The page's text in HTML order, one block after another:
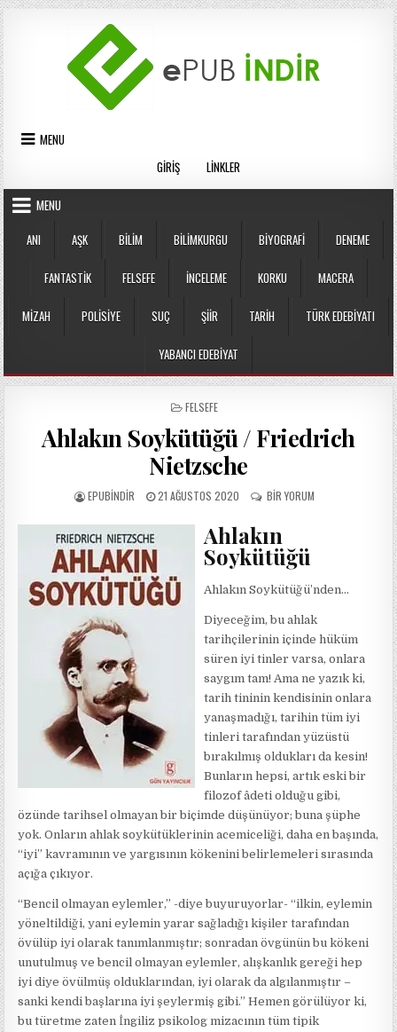
Skip
to
content
MENU
GIRIŞ
LINKLER
MENU
ANI
AŞK BILIM BILIMKURGU BIYOGRAFI DENEME
FANTASTIK FELSEFE İNCELEME KORKU MACERA
MIZAH POLISIYE SUÇ ŞIIR TARIH TÜRK EDEBIYATI
YABANCI EDEBIYAT
POSTED
FELSEFE
Ahlakın Soykütüğü / Friedrich
Nietzsche
AUTHOR:
EPUBINDIR
PUBLISHED
21 AĞUSTOS 2020
AHLAKIN
FRIEDRICH
NIETZSCHE
IÇIN
BIR YORUM
Ahlakın
Soykütüğü
Ahlakın Soykütüğü’nden…
Diyeceğim, bu ahlak
tarihçilerinin içinde hüküm
süren iyi tinler varsa, onlara
saygım tam! Ama ne yazık ki,
tarih tininin kendisinin onlara
yanaşmadığı, tarihin tüm iyi
tinleri tarafından yüzüstü
bırakılmış oldukları da kesin!
Bunların hepsi, artık eski bir
filozof âdeti olduğu gibi,
özünde tarihsel olmayan bir biçimde düşünüyor; buna şüphe
yok. Onların ahlak soykütüklerinin acemiceliği, daha en başında,
“iyi” kavramının ve yargısının kökenini belirlemeleri sırasında
açığa çıkıyor.
“Bencil olmayan eylemler,” -diye buyuruyorlar- “ilkin, eylemin
yöneltildiği, yani eylemin yarar sağladığı kişiler tarafından
övülüp iyi olarak tanımlanmıştır; sonradan övgünün bu kökeni
unutulmuş ve bencil olmayan eylemler, alışkanlık gereği hep
iyi diye övülmüş olduklarından, iyi olarak da algılanmıştır –
sanki kendi başlarına iyi şeylermiş gibi.” Hemen görülüyor ki,
bu türetme zaten İngiliz psikolog mizacının tüm tipik